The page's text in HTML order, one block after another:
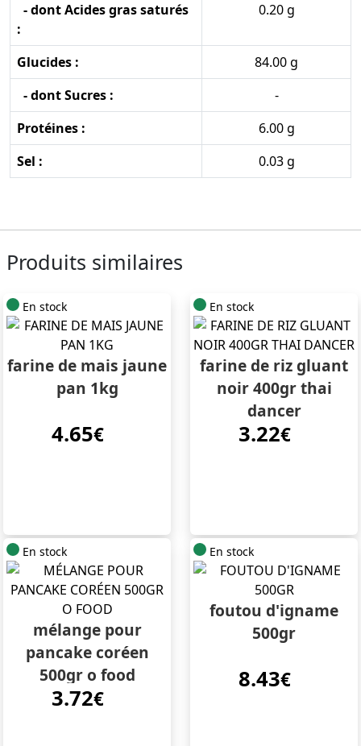
- dont Acides gras saturés
:
0.20 g
Glucides :
84.00 g
- dont Sucres :
-
Protéines :
6.00 g
Sel :
0.03 g
Produits similaires
En stock
farine de mais jaune
pan 1kg
4.65€
En stock
farine de riz gluant
noir 400gr thai
dancer
3.22€
En stock
mélange pour
pancake coréen
500gr o food
3.72€
En stock
foutou d'igname
500gr
8.43€